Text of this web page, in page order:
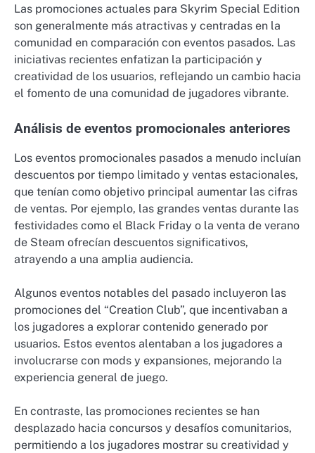
Las promociones actuales para Skyrim Special Edition
son generalmente más atractivas y centradas en la
comunidad en comparación con eventos pasados. Las
iniciativas recientes enfatizan la participación y
creatividad de los usuarios, reflejando un cambio hacia
el fomento de una comunidad de jugadores vibrante.
Análisis de eventos promocionales anteriores
Los eventos promocionales pasados a menudo incluían
descuentos por tiempo limitado y ventas estacionales,
que tenían como objetivo principal aumentar las cifras
de ventas. Por ejemplo, las grandes ventas durante las
festividades como el Black Friday o la venta de verano
de Steam ofrecían descuentos significativos,
atrayendo a una amplia audiencia.
Algunos eventos notables del pasado incluyeron las
promociones del “Creation Club”, que incentivaban a
los jugadores a explorar contenido generado por
usuarios. Estos eventos alentaban a los jugadores a
involucrarse con mods y expansiones, mejorando la
experiencia general de juego.
En contraste, las promociones recientes se han
desplazado hacia concursos y desafíos comunitarios,
permitiendo a los jugadores mostrar su creatividad y